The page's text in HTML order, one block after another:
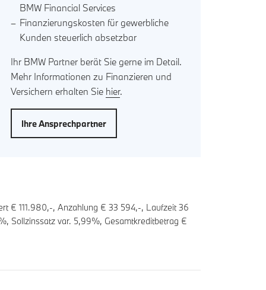
€ 111.980,-, Anzahlung € 33 594,-, Laufzeit36
Sollzinssatz var. 5,99%, Gesamtkreditbetrag €
BMW Financial Services
Finanzierungskosten für gewerbliche
Kunden steuerlich absetzbar
Ihr BMW Partner berät Sie gerne im Detail.
Mehr Informationen zu Finanzieren und
Versichern erhalten Sie hier.
Ihre Ansprechpartner